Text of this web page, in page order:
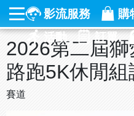
影流服務 購
活動
訂單
2026第二屆
路跑5K休閒組
賽道